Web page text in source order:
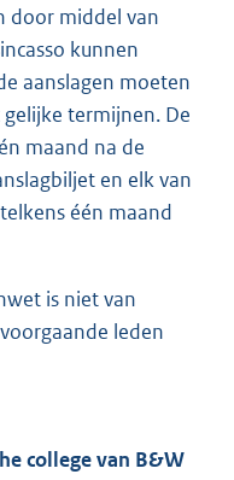
door middel van
kunnen
aanslagen moeten
termijnen. De
maand na de
en elk van
één maand
is niet van
leden
college van B&W